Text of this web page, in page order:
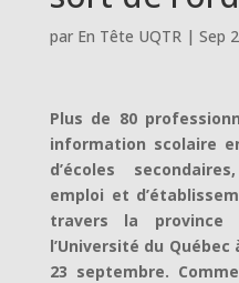
par En Tête UQTR| Sep
Plus de 80
information scolaire
d’écoles
emploi et
travers la
l’Université du Québec
23 septembre.